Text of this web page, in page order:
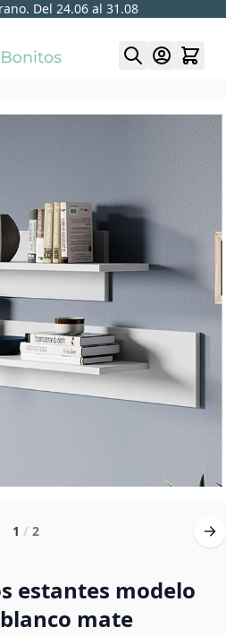
Del 24.06 al 31.08
1 / 2
estantes modelo
mate